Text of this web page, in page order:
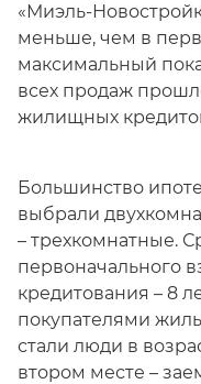
«Миэль-
меньше, чем в
максимальный
всех продаж
жилищных
Большинство
выбрали
– трехкомнатные.
первоначального
кредитования – 8
покупателями
стали люди в
втором месте –